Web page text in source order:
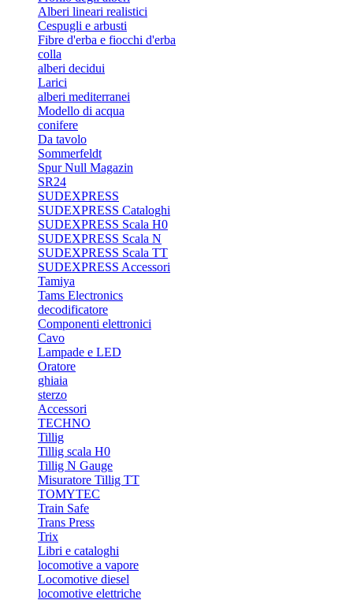
Alberi lineari realistici
Cespugli e arbusti
Fibre d'erba e fiocchi d'erba
colla
alberi decidui
Larici
alberi mediterranei
Modello di acqua
conifere
Da tavolo
Sommerfeldt
Spur Null Magazin
SR24
SUDEXPRESS
SUDEXPRESS Cataloghi
SUDEXPRESS Scala H0
SUDEXPRESS Scala N
SUDEXPRESS Scala TT
SUDEXPRESS Accessori
Tamiya
Tams Electronics
decodificatore
Componenti elettronici
Cavo
Lampade e LED
Oratore
ghiaia
sterzo
Accessori
TECHNO
Tillig
Tillig scala H0
Tillig N Gauge
Misuratore Tillig TT
TOMYTEC
Train Safe
Trans Press
Trix
Libri e cataloghi
locomotive a vapore
Locomotive diesel
locomotive elettriche